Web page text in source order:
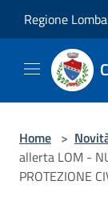
Regione
Home >
allerta LOM -
PROTEZIONE